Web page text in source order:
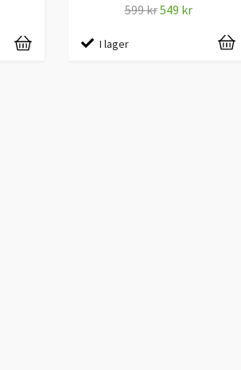
599 kr549 kr
I lager